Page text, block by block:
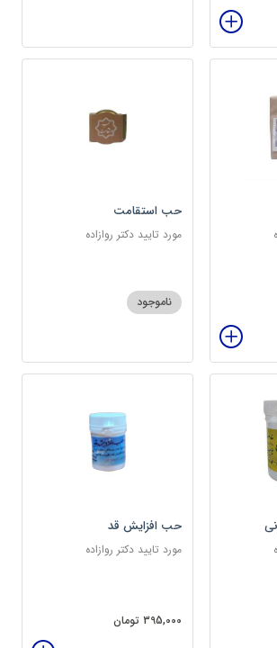
حب استقامت
مورد تایید دکتر روازاده
ناموجود
حب افزایش قد
مورد تایید دکتر روازاده
395,000 تومان